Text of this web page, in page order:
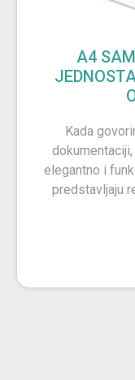
A4
Kada
elegantno i
predstavljaju